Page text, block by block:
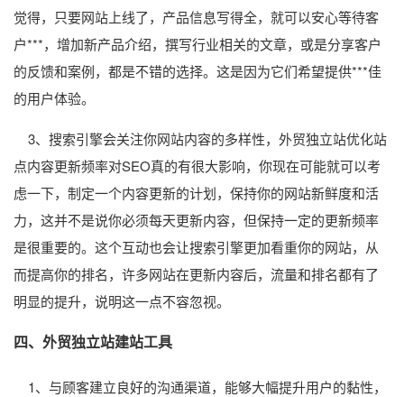
觉得，只要网站上线了，产品信息写得全，就可以安心等待客
户***，增加新产品介绍，撰写行业相关的文章，或是分享客户
的反馈和案例，都是不错的选择。这是因为它们希望提供***佳
的用户体验。
3、搜索引擎会关注你网站内容的多样性，外贸独立站优化站
点内容更新频率对SEO真的有很大影响，你现在可能就可以考
虑一下，制定一个内容更新的计划，保持你的网站新鲜度和活
力，这并不是说你必须每天更新内容，但保持一定的更新频率
是很重要的。这个互动也会让搜索引擎更加看重你的网站，从
而提高你的排名，许多网站在更新内容后，流量和排名都有了
明显的提升，说明这一点不容忽视。
四、外贸独立站建站工具
1、与顾客建立良好的沟通渠道，能够大幅提升用户的黏性，